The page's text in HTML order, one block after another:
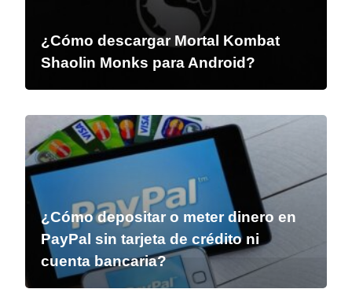
¿Cómo descargar Mortal Kombat
Shaolin Monks para Android?
¿Cómo depositar o meter dinero en
PayPal sin tarjeta de crédito ni
cuenta bancaria?